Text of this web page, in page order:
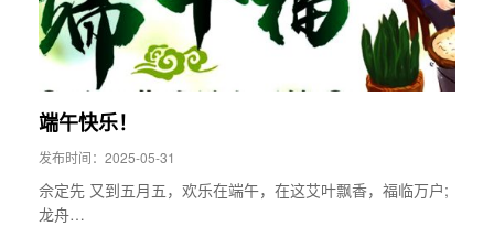
端午快乐！
发布时间：2025-05-31
佘定先 又到五月五，欢乐在端午，在这艾叶飘香，福临万户;
龙舟…